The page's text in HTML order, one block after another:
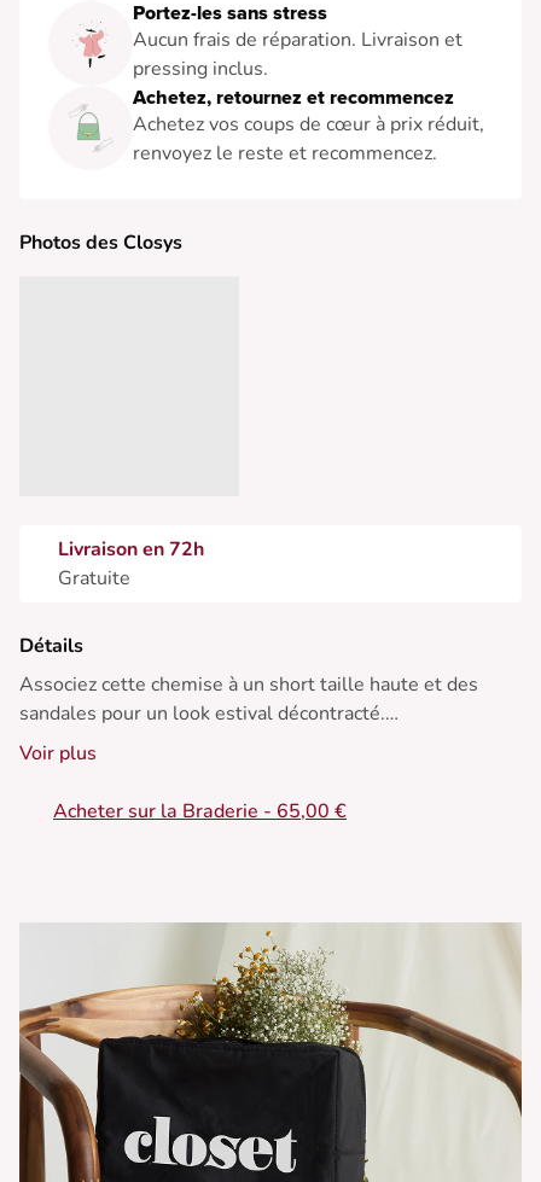
Portez-les sans stress
Aucun frais de réparation. Livraison et
pressing inclus.
Achetez, retournez et recommencez
Achetez vos coups de cœur à prix réduit,
renvoyez le reste et recommencez.
Photos des Closys
Livraison en 72h
Gratuite
Détails
Associez cette chemise à un short taille haute et des
sandales pour un look estival décontracté.
• Chemise à manches courtes
• Coupe ample
Voir plus
Acheter sur la Braderie - 65,00 €